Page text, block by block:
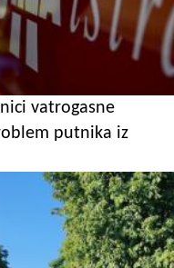
vatrogasne
putnika iz